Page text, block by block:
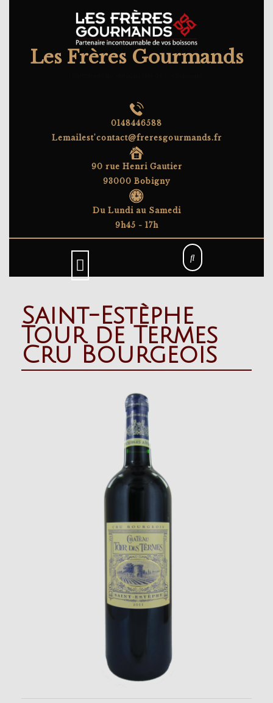
Les Frères Gourmands
0148446588
Lemailest'contact@freresgourmands.fr
90 rue Henri Gautier
93000 Bobigny
Du Lundi au Samedi
9h45 - 17h
Saint-Estèphe
Tour de Termes
Cru Bourgeois